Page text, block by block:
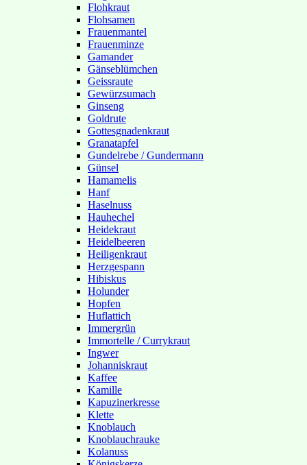
Flohkraut
Flohsamen
Frauenmantel
Frauenminze
Gamander
Gänseblümchen
Geissraute
Gewürzsumach
Ginseng
Goldrute
Gottesgnadenkraut
Granatapfel
Gundelrebe / Gundermann
Günsel
Hamamelis
Hanf
Haselnuss
Hauhechel
Heidekraut
Heidelbeeren
Heiligenkraut
Herzgespann
Hibiskus
Holunder
Hopfen
Huflattich
Immergrün
Immortelle / Currykraut
Ingwer
Johanniskraut
Kaffee
Kamille
Kapuzinerkresse
Klette
Knoblauch
Knoblauchrauke
Kolanuss